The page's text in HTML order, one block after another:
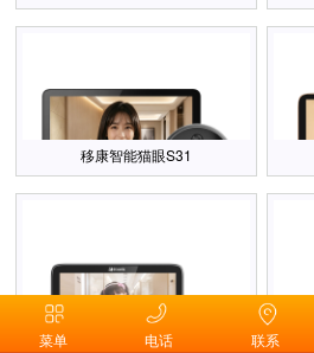
移康智能猫眼S31
移康智能猫眼T3S
菜单
电话 联系